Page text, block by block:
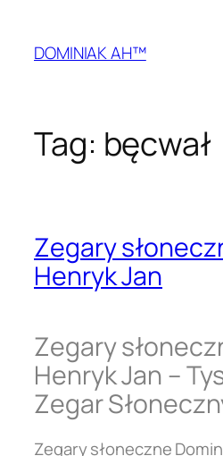
treściDOMINIAK AH™
Tag: bęcwał
Zegary
Henryk Jan
Zegary
Henryk Jan –
Zegar
Zegary słoneczne